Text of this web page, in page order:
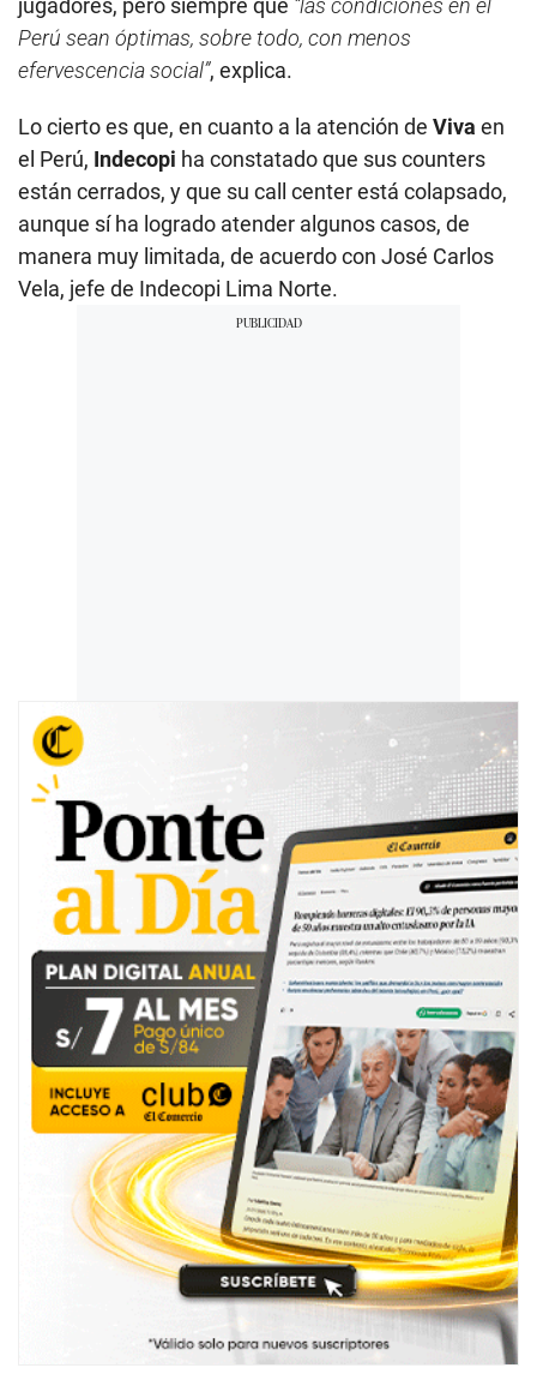
Perú sean óptimas, sobre todo, con menos
efervescencia social”, explica.
Lo cierto es que, en cuanto a la atención de Viva en
el Perú, Indecopi ha constatado que sus counters
están cerrados, y que su call center está colapsado,
aunque sí ha logrado atender algunos casos, de
manera muy limitada, de acuerdo con José Carlos
Vela, jefe de Indecopi Lima Norte.